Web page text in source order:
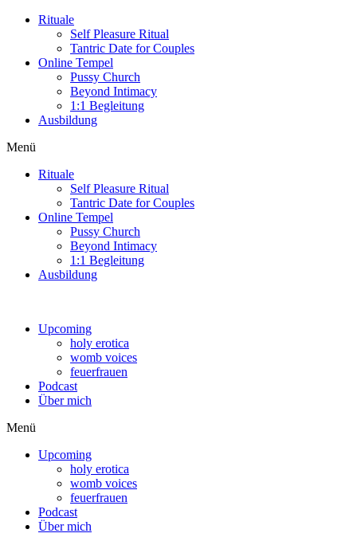
Zum
Rituale
Self Pleasure Ritual
Tantric Date for Couples
Online Tempel
Pussy Church
Beyond Intimacy
1:1 Begleitung
Ausbildung
Menü
Rituale
Self Pleasure Ritual
Tantric Date for Couples
Online Tempel
Pussy Church
Beyond Intimacy
1:1 Begleitung
Ausbildung
Upcoming
holy erotica
womb voices
feuerfrauen
Podcast
Über mich
Menü
Upcoming
holy erotica
womb voices
feuerfrauen
Podcast
Über mich